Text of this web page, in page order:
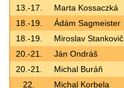
13.-17.
Marta Kossaczká
18.-19.
Ádám Sagmeister
18.-19.
Miroslav Stankovič
20.-21.
Ján Ondráš
20.-21.
Michal Buráň
22.
Michal Korbela